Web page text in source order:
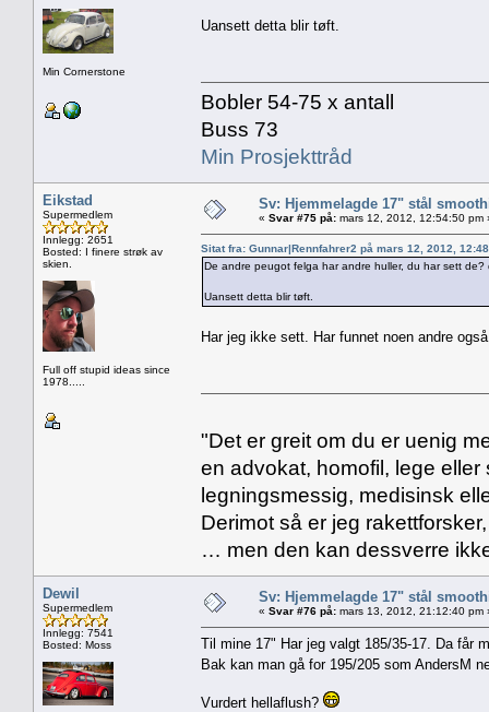
Min Cornerstone
Uansett detta blir tøft.
Bobler 54-75 x antall
Buss 73
Min Prosjekttråd
Eikstad
Supermedlem
Innlegg: 2651
Bosted: I finere strøk av
skien.
Full off stupid ideas since
1978.....
Sv: Hjemmelagde 17" stål
« Svar #75 på: mars 12, 2012, 12:54:50 pm
Sitat fra: Gunnar|Rennfahrer2 på mars 12, 2012,
De andre peugot felga har andre huller, du har sett
Uansett detta blir tøft.
Har jeg ikke sett. Har funnet noen andre
"Det er greit om du er uenig
en advokat, homofil, lege
legningsmessig, medisinsk
Derimot så er jeg
… men den kan dessverre
Dewil
Supermedlem
Innlegg: 7541
Bosted: Moss
Sv: Hjemmelagde 17" stål
« Svar #76 på: mars 13, 2012, 21:12:40 pm
Til mine 17" Har jeg valgt 185/35-17. Da får
Bak kan man gå for 195/205 som AndersM
Vurdert hellaflush?